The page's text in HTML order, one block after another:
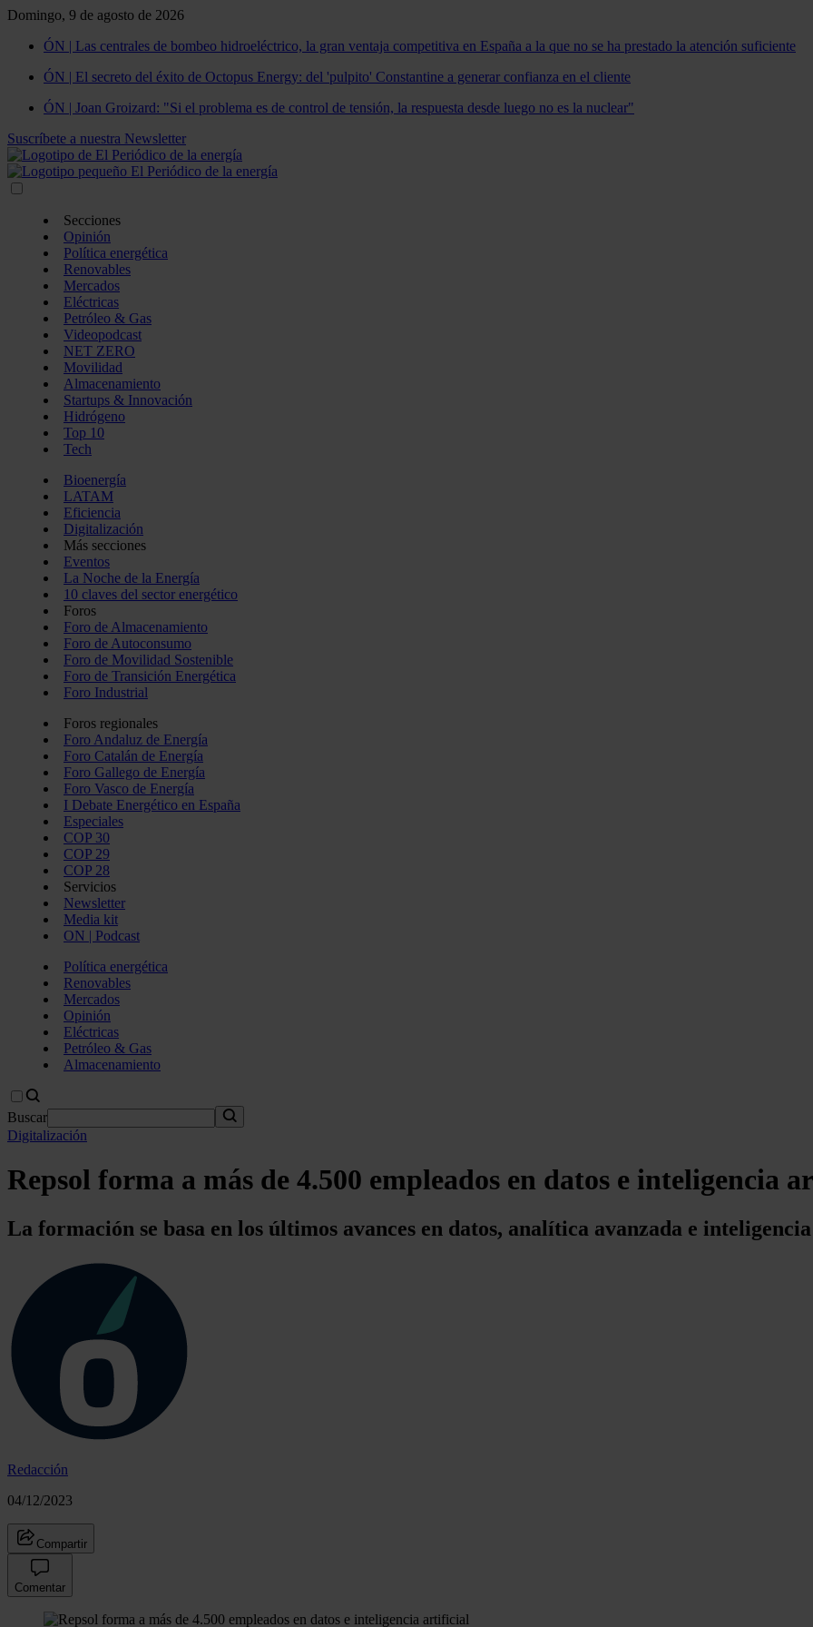
Domingo, 9 de agosto de 2026
ÓN | Las centrales de bombeo hidroeléctrico, la gran ventaja competitiva en España a la que no se ha prestado la atención suficiente
ÓN | El secreto del éxito de Octopus Energy: del 'pulpito' Constantine a generar confianza en el cliente
ÓN | Joan Groizard: "Si el problema es de control de tensión, la respuesta desde luego no es la nuclear"
Suscríbete a nuestra Newsletter
Secciones
Opinión
Política energética
Renovables
Mercados
Eléctricas
Petróleo & Gas
Videopodcast
NET ZERO
Movilidad
Almacenamiento
Startups & Innovación
Hidrógeno
Top 10
Tech
Bioenergía
LATAM
Eficiencia
Digitalización
Más secciones
Eventos
La Noche de la Energía
10 claves del sector energético
Foros
Foro de Almacenamiento
Foro de Autoconsumo
Foro de Movilidad Sostenible
Foro de Transición Energética
Foro Industrial
Foros regionales
Foro Andaluz de Energía
Foro Catalán de Energía
Foro Gallego de Energía
Foro Vasco de Energía
I Debate Energético en España
Especiales
COP 30
COP 29
COP 28
Servicios
Newsletter
Media kit
ON | Podcast
Política energética
Renovables
Mercados
Opinión
Eléctricas
Petróleo & Gas
Almacenamiento
Buscar
Digitalización
Repsol forma a más de 4.500 empleados en datos e inteligencia
La formación se basa en los últimos avances en datos, analítica avanzada e
Redacción
04/12/2023
Compartir
Comentar